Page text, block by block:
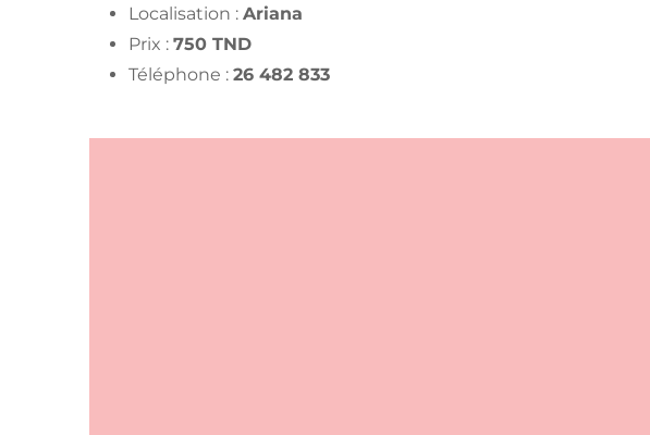
Localisation : Ariana
Prix : 750 TND
Téléphone : 26 482 833